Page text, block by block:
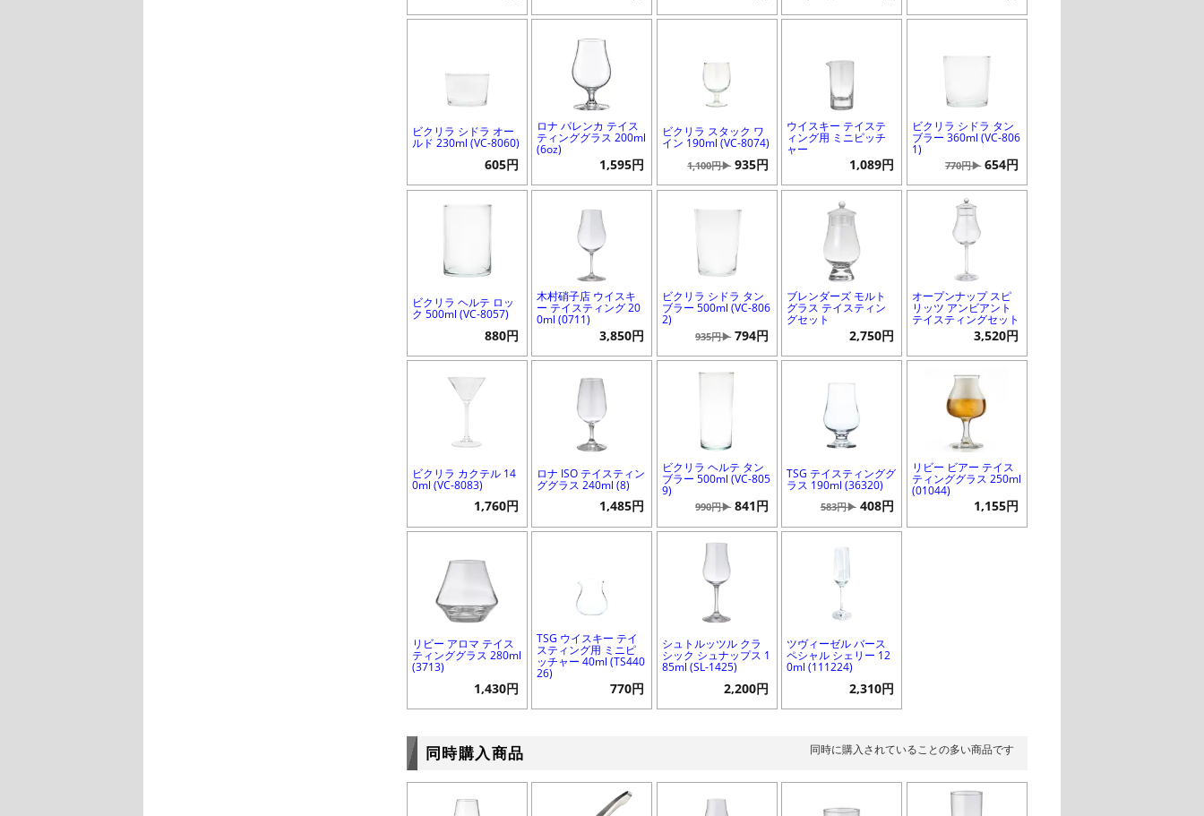
ビクリラ シドラ オー
ルド 230ml (VC-8060)
605円
ロナ パレンカ テイス
ティンググラス 200ml
(6oz)
1,595円
ビクリラ スタック ワ
イン 190ml (VC-8074)
1,100円▶ 935円
ウイスキー テイステ
ィング用 ミニピッチ
ャー
1,089円
ビクリラ シドラ タン
ブラー 360ml (VC-806
1)
770円▶ 654円
ビクリラ ヘルテ ロッ
ク 500ml (VC-8057)
880円
木村硝子店 ウイスキ
ー テイスティング 20
0ml (0711)
3,850円
ビクリラ シドラ タン
ブラー 500ml (VC-806
2)
935円▶ 794円
ブレンダーズ モルト
グラス テイスティン
グセット
2,750円
オープンナップ スピ
リッツ アンビアント
テイスティングセット
3,520円
ビクリラ カクテル 14
0ml (VC-8083)
1,760円
ロナ ISO テイスティン
ググラス 240ml (8)
1,485円
ビクリラ ヘルテ タン
ブラー 500ml (VC-805
9)
990円▶ 841円
TSG テイスティンググ
ラス 190ml (36320)
583円▶ 408円
リビー ビアー テイス
ティンググラス 250ml
(01044)
1,155円
リビー アロマ テイス
ティンググラス 280ml
(3713)
1,430円
TSG ウイスキー テイ
スティング用 ミニピ
ッチャー 40ml (TS440
26)
770円
シュトルッツル クラ
シック シュナップス 1
85ml (SL-1425)
2,200円
ツヴィーゼル バース
ペシャル シェリー 12
0ml (111224)
2,310円
同時購入商品 同時に購入されていることの多い商品です